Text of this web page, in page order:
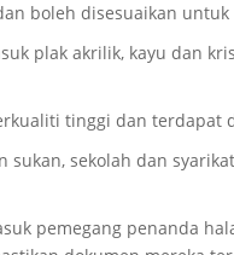
boleh disesuaikan
plak akrilik, kayu dan
tinggi dan terdapat
sukan, sekolah dan
pemegang penanda